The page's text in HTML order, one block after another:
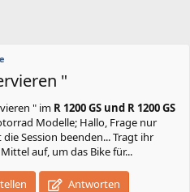
"
" im R 1200 GS und R 1200 GS
Modelle; Hallo, Frage nur
Session beenden... Tragt ihr
auf, um das Bike für...
Antworten